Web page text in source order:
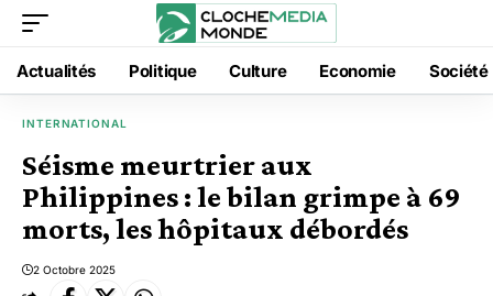
Actualités Politique Culture Economie Société
INTERNATIONAL
Séisme meurtrier aux
Philippines : le bilan grimpe à 69
morts, les hôpitaux débordés
2 Octobre 2025